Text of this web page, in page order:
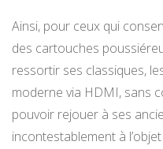
Ainsi, pour ceux qui
des cartouches
ressortir ses classiques,
moderne via HDMI, sans
pouvoir rejouer à ses
incontestablement à